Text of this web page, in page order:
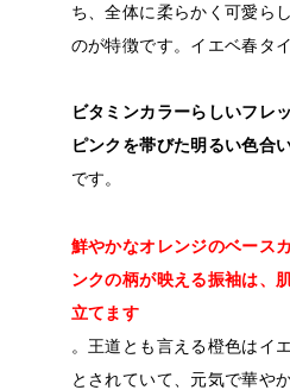
ち、全体に柔らかく可愛ら
のが特徴です。イエベ春タ
ビタミンカラーらしいフレ
ピンクを帯びた明るい色合
です。
鮮やかなオレンジのベース
ンクの柄が映える振袖は、
立てます
。王道とも言える橙色はイ
とされていて、元気で華や